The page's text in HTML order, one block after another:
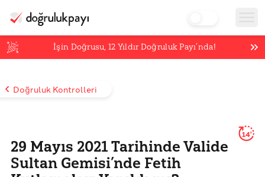
İşin Doğrusu,12 Yıldır Doğruluk Payı’nda!
Doğruluk Kontrolleri
29 Mayıs 2021 Tarihinde Valide
Sultan Gemisi’nde Fetih
14'